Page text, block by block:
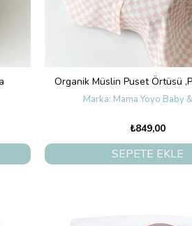
Organik Müslin Puset Örtüsü
Mama Yoyo Baby
₺849,00
SEPETE EKLE